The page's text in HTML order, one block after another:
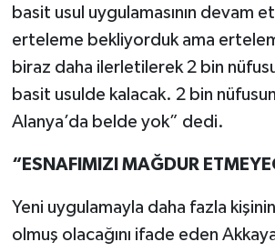
basit usul uygulamasının devam
erteleme bekliyorduk ama
biraz daha ilerletilerek 2 bin
basit usulde kalacak. 2 bin
Alanya’da belde yok” dedi.
“ESNAFIMIZI MAĞDUR
Yeni uygulamayla daha fazla
olmuş olacağını ifade eden